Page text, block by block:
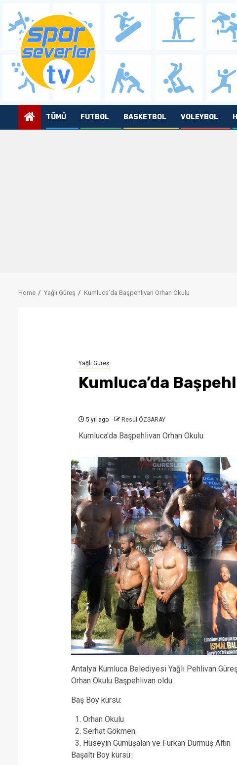
content
TÜMÜ FUTBOL BASKETBOL VOLEYBOL
Home Yağlı Güreş Kumluca’da Başpehlivan Orhan Okulu
Yağlı Güreş
Kumluca’da
5 yıl ago Resul ÖZSARAY
Kumluca'da Başpehlivan Orhan Okulu
Antalya Kumluca Belediyesi Yağlı Pehlivan
Orhan Okulu Başpehlivan oldu.
Baş Boy kürsü:
Orhan Okulu
Serhat Gökmen
Hüseyin Gümüşalan ve Furkan Durmuş Altın
Başaltı Boy kürsü: